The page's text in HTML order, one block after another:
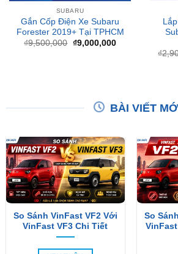
9,500,000 Giá
gốc
là:
₫9,500,000.
₫9,000,000
hiện
tại
là:
₫9,000,000.
So Sánh VinFast VF2 Với
VinFast VF3 Chi Tiết
XEM THÊM
So